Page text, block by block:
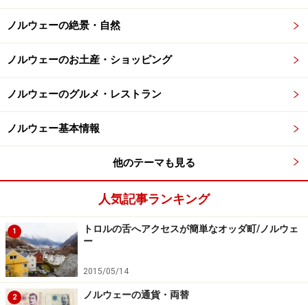
ります。
2014年度版のベルゲン・カードでは、美術館・博物館な
のイベントは11種類、バス観光などのアクティビティは
4種類、飲食店が5箇所が適用対象内となっています。
割引施設の一部は以下：
※（ ）内は大人1枚分の通常チケット料金
水族館（250ノルウェークローネ→25％割引）
フロイエン山へのケーブルカー乗車券（85ノルウェ
ークローネ→時期によって無料か50％割引）（別記
事「ノルウェーの観光都市ベルゲンを一望！フロイ
エン山」 ）
ローセンクランツの塔（60ノルウェークローネ→無
ノルウェーの絶景・自然
ノルウェーのお土産・ショッピング
ノルウェーのグルメ・レストラン
ノルウェー基本情報
他のテーマも見る
人気記事ランキング
1
トロルの舌へアクセスが簡単なオッダ町/ノルウェ
ー
2015/05/14
2 ノルウェーの通貨・両替